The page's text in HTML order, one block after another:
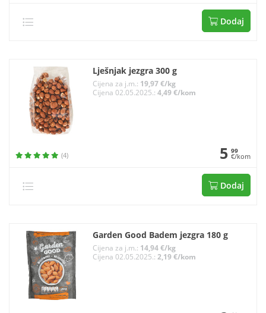
Dodaj
Lješnjak jezgra 300 g
Cijena za j.m.: 19,97 €/kg
Cijena 02.05.2025.: 4,49 €/kom
(4) 5 99
€/kom
Dodaj
Garden Good Badem jezgra 180 g
Cijena za j.m.: 14,94 €/kg
Cijena 02.05.2025.: 2,19 €/kom